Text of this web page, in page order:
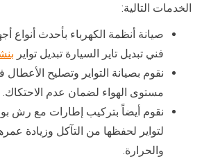
الخدمات التالية:
صيانة أنظمة الكهرباء بأحدث أنواع
فني تبديل تاير السيارة تبديل تواير
نقوم بصيانة التواير وتصليح
مستوى الهواء لضمان عدم الاحتكاك.
نقوم أيضاً بتركيب إطارات مع رش
لتواير لحفظها من التآكل وزيادة
والحرارة.